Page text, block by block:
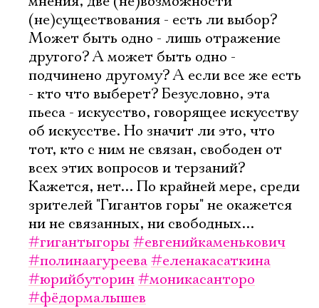
(не)существования - есть ли выбор?
Может быть одно - лишь отражение
другого? А может быть одно -
подчинено другому? А если все же есть
- кто что выберет? Безусловно, эта
пьеса - искусство, говорящее искусству
об искусстве. Но значит ли это, что
тот, кто с ним не связан, свободен от
всех этих вопросов и терзаний?
Кажется, нет... По крайней мере, среди
зрителей "Гигантов горы" не окажется
ни не связанных, ни свободных...
#гигантыгоры#евгенийкаменькович
#полинаагуреева#еленакасаткина
#юрийбуторин#моникасанторо
#фёдормалышев